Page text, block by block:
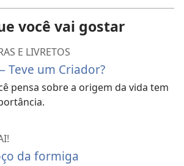
você vai gostar
E LIVRETOS
Teve um Criador?
pensa sobre a origem da vida tem
da formiga